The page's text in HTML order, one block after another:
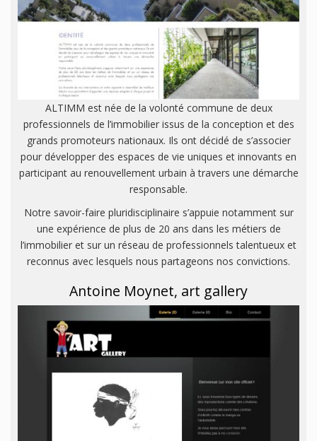
ALTIMM est née de la volonté commune de deux
professionnels de l’immobilier issus de la conception et des
grands promoteurs nationaux. Ils ont décidé de s’associer
pour développer des espaces de vie uniques et innovants en
participant au renouvellement urbain à travers une démarche
responsable.
Notre savoir-faire pluridisciplinaire s’appuie notamment sur
une expérience de plus de 20 ans dans les métiers de
l’immobilier et sur un réseau de professionnels talentueux et
reconnus avec lesquels nous partageons nos convictions.
Antoine Moynet, art gallery